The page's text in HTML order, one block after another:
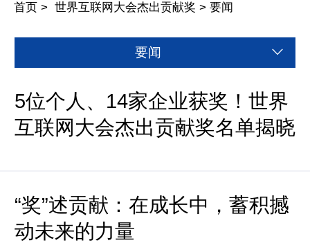
首页 > 世界互联网大会杰出贡献奖 >要闻
要闻
5位个人、14家企业获奖！世界
互联网大会杰出贡献奖名单揭晓
“奖”述贡献：在成长中，蓄积撼
动未来的力量